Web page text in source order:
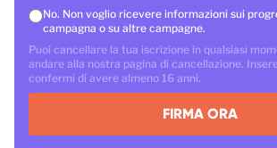
No. Non voglio ricevere informazioni sui
campagna o su altre campagne.
Puoi cancellare la tua iscrizione in qualsiasi
andare alla nostra pagina di cancellazione.
confermi di avere almeno 16 anni.
FIRMA ORA